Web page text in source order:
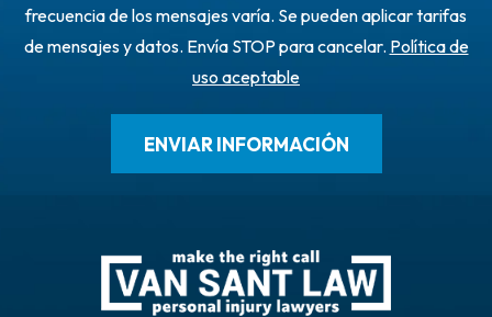
frecuencia de los mensajes varía. Se pueden aplicar tarifas
de mensajes y datos. Envía STOP para cancelar. Política de
uso aceptable